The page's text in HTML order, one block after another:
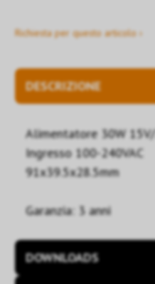
Richiesta per questo articolo ›
DESCRIZIONE
Alimentatore 30W
Ingresso 100-240VAC
91x39.5x28.5mm
Garanzia: 3 anni
DOWNLOADS